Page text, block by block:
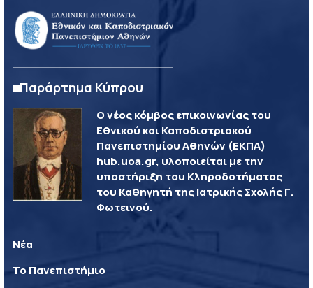
Παράρτημα Κύπρου
Ο νέος κόμβος επικοινωνίας του
Εθνικού και Καποδιστριακού
Πανεπιστημίου Αθηνών (ΕΚΠΑ)
hub.uoa.gr, υλοποιείται με την
υποστήριξη του Κληροδοτήματος
του Καθηγητή της Ιατρικής Σχολής Γ.
Φωτεινού.
Νέα
Το Πανεπιστήμιο